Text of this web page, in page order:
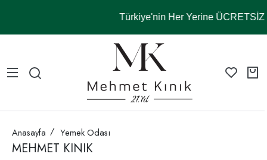
Türkiye'nin Her Yerine ÜCRETSİZ
Anasayfa Yemek Odası
MEHMET KINIK